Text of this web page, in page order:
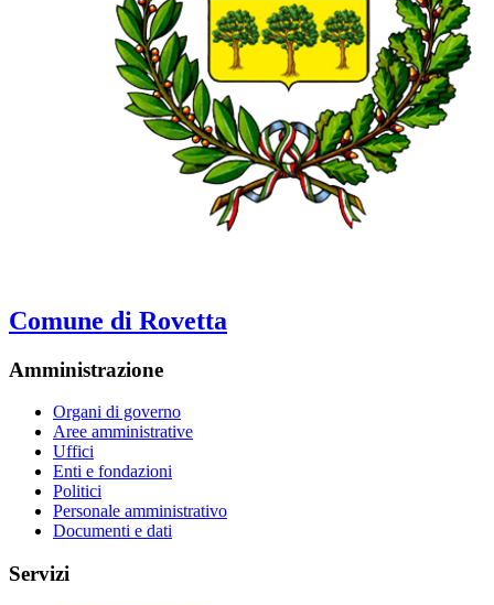
Comune di Rovetta
Amministrazione
Organi di governo
Aree amministrative
Uffici
Enti e fondazioni
Politici
Personale amministrativo
Documenti e dati
Servizi